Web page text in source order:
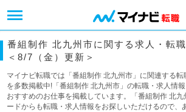
番組制作 北九州市に関する求人・転
＜8/7（金）更新＞
マイナビ転職では「番組制作 北九州市」に関連する
を多数掲載中!「番組制作 北九州市」の転職・求人情
おすすめのお仕事を掲載しています。「番組制作 北
ードからも転職・求人情報をお探しいただけるので、